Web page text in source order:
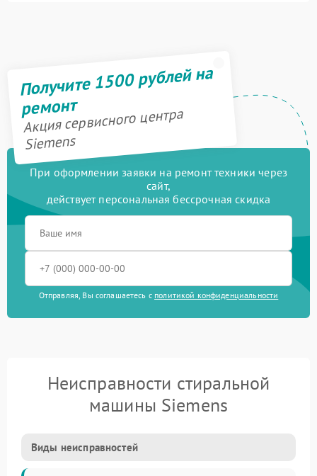
Получите 1500 рублей на
ремонт
Акция сервисного центра
Siemens
При оформлении заявки на ремонт техники через
сайт,
действует персональная бессрочная скидка
Отправляя, Вы соглашаетесь с политикой конфиденциальности
Неисправности стиральной
машины Siemens
Виды неисправностей